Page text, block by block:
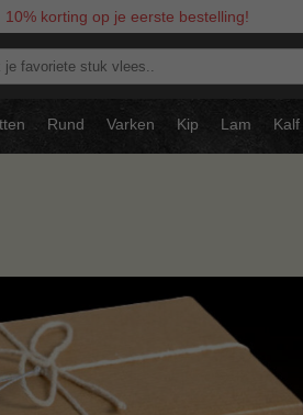
10% korting op je eerste bestelling!
Rund Varken Kip Lam Kalf